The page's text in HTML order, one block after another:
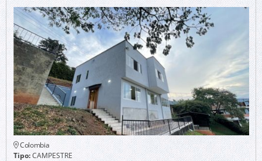
Colombia
Tipo:CAMPESTRE